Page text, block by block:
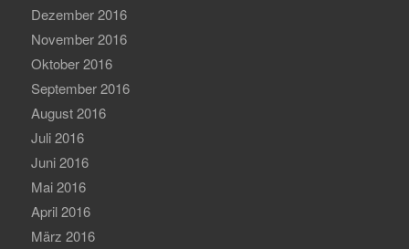
Dezember 2016
November 2016
Oktober 2016
September 2016
August 2016
Juli 2016
Juni 2016
Mai 2016
April 2016
März 2016